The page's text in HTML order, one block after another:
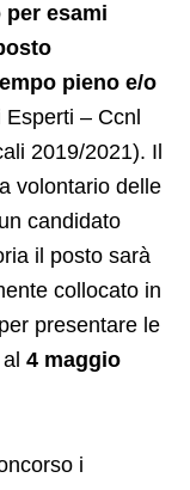
esami
pieno e/o
– Ccnl
2019/2021). Il
volontario delle
candidato
il posto sarà
collocato in
presentare le
4 maggio
i